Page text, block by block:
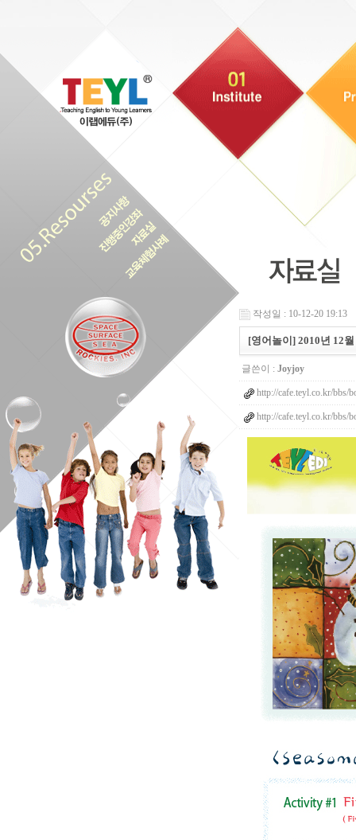
작성일 : 10-12-20 19:13
[영어놀이] 2010년 12
글쓴이 : Joyjoy
http://cafe.teyl.co.kr/bbs/
http://cafe.teyl.co.kr/